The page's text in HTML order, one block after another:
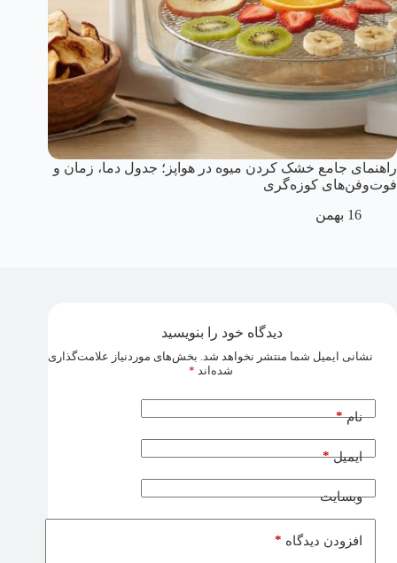
راهنمای جامع خشک کردن میوه در هواپز؛ جدول دما، زمان و
فوت‌وفن‌های کوزه‌گری
16 بهمن
دیدگاه خود را بنویسید
نشانی ایمیل شما منتشر نخواهد شد. بخش‌های موردنیاز علامت‌گذاری
شده‌اند *
نام*
ایمیل*
وبسایت
افزودن دیدگاه *